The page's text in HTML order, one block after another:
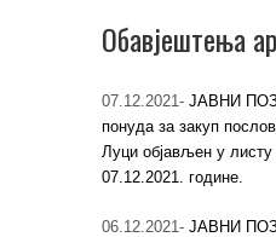
Обавјештења
07.12.2021- ЈАВНИ
понуда за закуп
Луци објављен у листу
07.12.2021. године.
06.12.2021- ЈАВНИ